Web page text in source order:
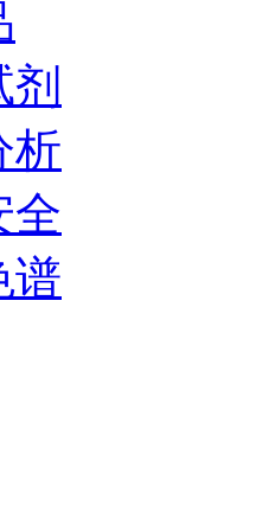
析
全
谱